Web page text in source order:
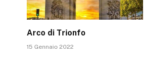
Arco di Trionfo
15 Gennaio 2022